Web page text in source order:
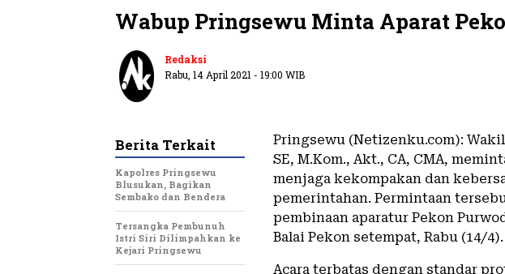
Wabup Pringsewu Minta Aparat
Redaksi
Rabu, 14 April 2021 - 19:00 WIB
Pringsewu (Netizenku.com):
SE, M.Kom., Akt., CA, CMA,
menjaga kekompakan dan
pemerintahan. Permintaan
pembinaan aparatur Pekon
Balai Pekon setempat, Rabu (14/4).
Acara terbatas dengan standar
Berita Terkait
Kapolres Pringsewu
Blusukan, Bagikan
Sembako dan Bendera
Tersangka Pembunuh
Istri Siri Dilimpahkan ke
Kejari Pringsewu